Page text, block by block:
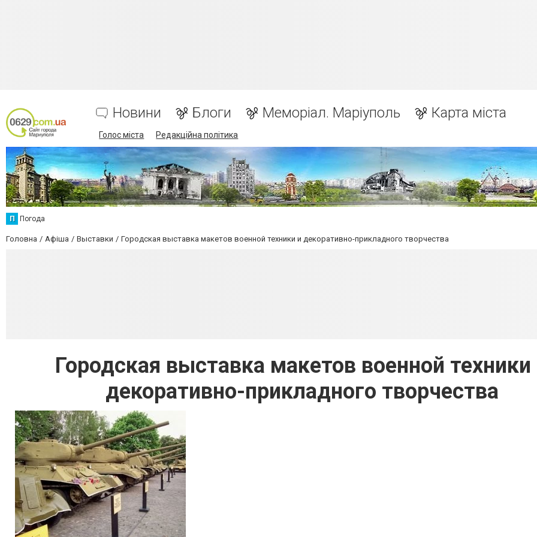
Новини Блоги Меморіал. Маріуполь Карта міста
Голос міста Редакційна політика
П Погода
Головна Афіша Выставки Городская выставка макетов военной техники и декоративно-прикладного творчества
Городская выставка макетов военной техники
декоративно-прикладного творчества